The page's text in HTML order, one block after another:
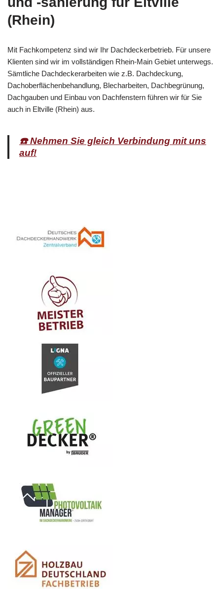
(Rhein)
Mit Fachkompetenz sind wir Ihr Dachdeckerbetrieb. Für unsere
Klienten sind wir im vollständigen Rhein-Main Gebiet unterwegs.
Sämtliche Dachdeckerarbeiten wie z.B. Dachdeckung,
Dachoberflächenbehandlung, Blecharbeiten, Dachbegrünung,
Dachgauben und Einbau von Dachfenstern führen wir für Sie
auch in Eltville (Rhein) aus.
☎️ Nehmen Sie gleich Verbindung mit uns
auf!